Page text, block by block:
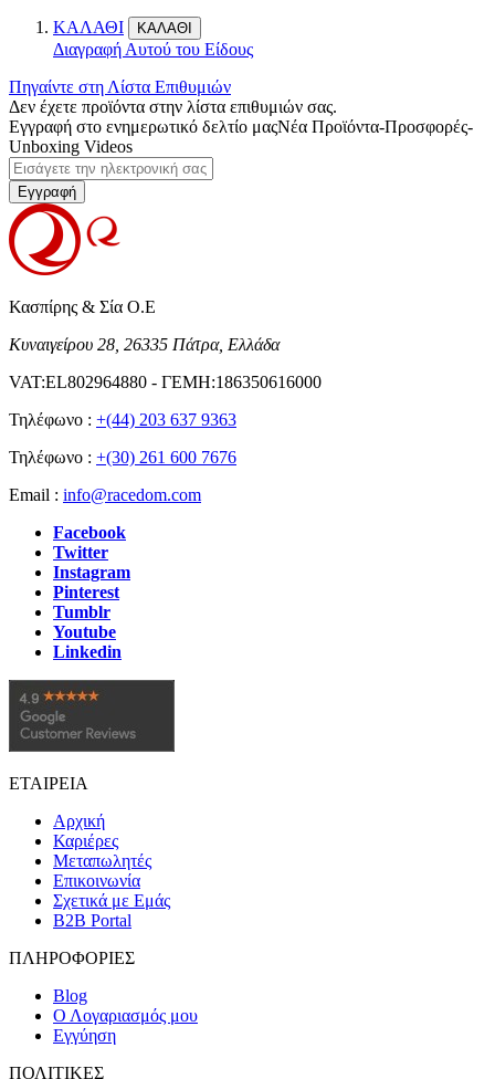
ΚΑΛΑΘΙ ΚΑΛΑΘΙ
Διαγραφή Αυτού του Είδους
Πηγαίντε στη Λίστα Επιθυμιών
Δεν έχετε προϊόντα στην λίστα επιθυμιών σας.
Εγγραφή στο ενημερωτικό δελτίο μαςΝέα Προϊόντα-Προσφορές-
Unboxing Videos
Εγγραφή
Κασπίρης & Σία Ο.Ε
Κυναιγείρου 28, 26335 Πάτρα, Ελλάδα
VAT:EL802964880 - ΓΕΜΗ:186350616000
Τηλέφωνο : +(44) 203 637 9363
Τηλέφωνο : +(30) 261 600 7676
Email : info@racedom.com
Facebook
Twitter
Instagram
Pinterest
Tumblr
Youtube
Linkedin
ΕΤΑΙΡΕΙΑ
Αρχική
Καριέρες
Μεταπωλητές
Επικοινωνία
Σχετικά με Εμάς
B2B Portal
ΠΛΗΡΟΦΟΡΙΕΣ
Blog
Ο Λογαριασμός μου
Εγγύηση
ΠΟΛΙΤΙΚΕΣ